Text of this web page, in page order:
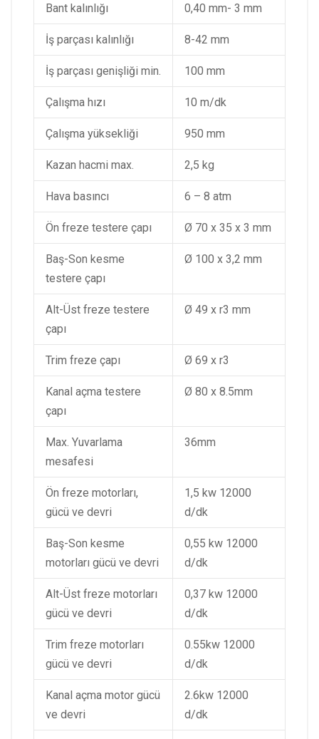
Bant kalınlığı 0,40 mm- 3 mm
İş parçası kalınlığı 8-42 mm
İş parçası genişliği min. 100 mm
Çalışma hızı 10 m/dk
Çalışma yüksekliği 950 mm
Kazan hacmi max. 2,5 kg
Hava basıncı 6 – 8 atm
Ön freze testere çapı Ø 70 x 35 x 3 mm
Baş-Son kesme
testere çapı
Ø 100 x 3,2 mm
Alt-Üst freze testere
çapı
Ø 49 x r3 mm
Trim freze çapı Ø 69 x r3
Kanal açma testere
çapı
Ø 80 x 8.5mm
Max. Yuvarlama
mesafesi
36mm
Ön freze motorları,
gücü ve devri
1,5 kw 12000
d/dk
Baş-Son kesme
motorları gücü ve devri
0,55 kw 12000
d/dk
Alt-Üst freze motorları
gücü ve devri
0,37 kw 12000
d/dk
Trim freze motorları
gücü ve devri
0.55kw 12000
d/dk
Kanal açma motor gücü
ve devri
2.6kw 12000
d/dk